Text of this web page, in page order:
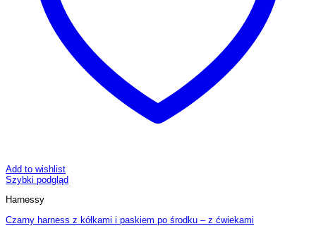
Add to wishlist
Szybki podgląd
Harnessy
Czarny harness z kółkami i paskiem po środku – z ćwiekami